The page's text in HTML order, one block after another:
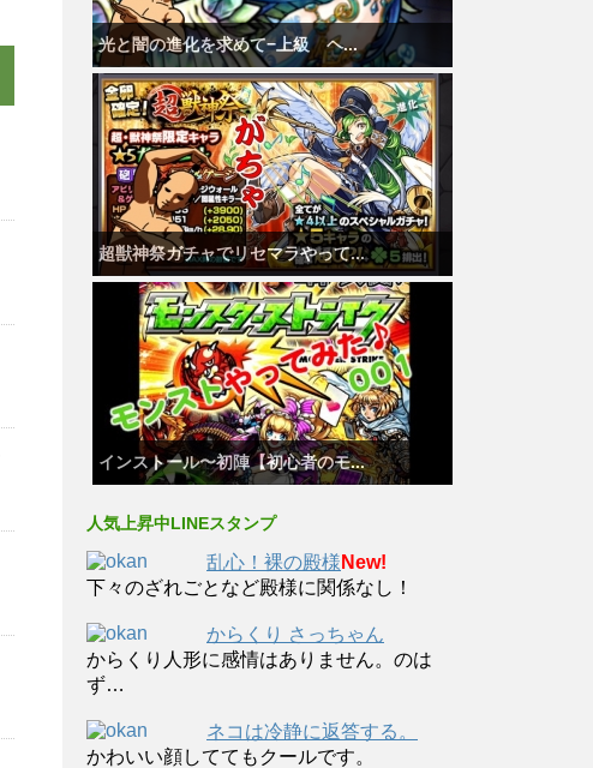
光と闇の進化を求めて−上級 ヘ...
超獣神祭ガチャでリセマラやって...
インストール〜初陣【初心者のモ...
人気上昇中LINEスタンプ
乱心！裸の殿様 New!
下々のざれごとなど殿様に関係なし！
からくり さっちゃん
からくり人形に感情はありません。のは
ず…
ネコは冷静に返答する。
かわいい顔しててもクールです。